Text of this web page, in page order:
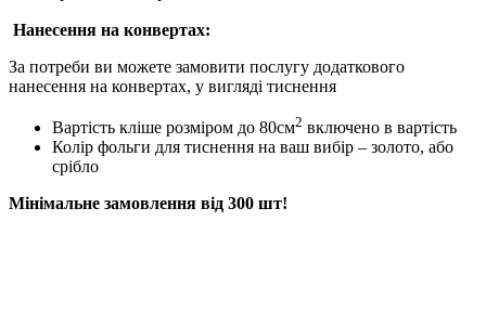
Нанесення на конвертах:
За потреби ви можете замовити послугу додаткового
нанесення на конвертах, у вигляді тиснення
Вартість кліше розміром до 80см2 включено в вартість
Колір фольги для тиснення на ваш вибір – золото, або
срібло
Мінімальне замовлення від 300 шт!